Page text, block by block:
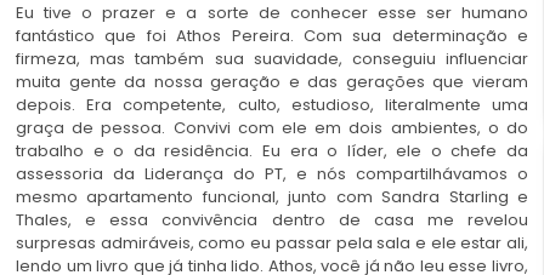
Eu tive o prazer e a sorte de conhecer esse ser humano
fantástico que foi Athos Pereira. Com sua determinação e
firmeza, mas também sua suavidade, conseguiu influenciar
muita gente da nossa geração e das gerações que vieram
depois. Era competente, culto, estudioso, literalmente uma
graça de pessoa. Convivi com ele em dois ambientes, o do
trabalho e o da residência. Eu era o líder, ele o chefe da
assessoria da Liderança do PT, e nós compartilhávamos o
mesmo apartamento funcional, junto com Sandra Starling e
Thales, e essa convivência dentro de casa me revelou
surpresas admiráveis, como eu passar pela sala e ele estar ali,
lendo um livro que já tinha lido. Athos, você já não leu esse livro,